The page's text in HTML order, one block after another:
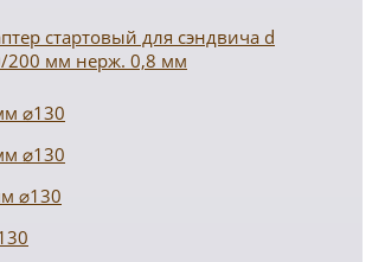
стартовый для сэндвича d
200 мм нерж. 0,8 мм
⌀130
⌀130
⌀130